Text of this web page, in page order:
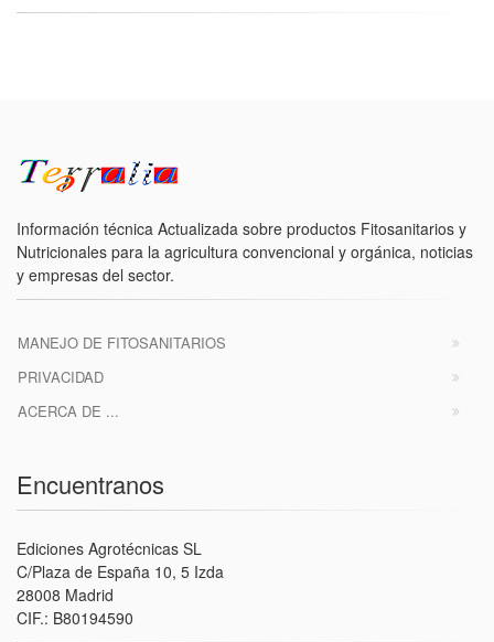
Información técnica Actualizada sobre productos Fitosanitarios y
Nutricionales para la agricultura convencional y orgánica, noticias
y empresas del sector.
MANEJO DE FITOSANITARIOS
PRIVACIDAD
ACERCA DE ...
Encuentranos
Ediciones Agrotécnicas SL
C/Plaza de España 10, 5 Izda
28008 Madrid
CIF.: B80194590